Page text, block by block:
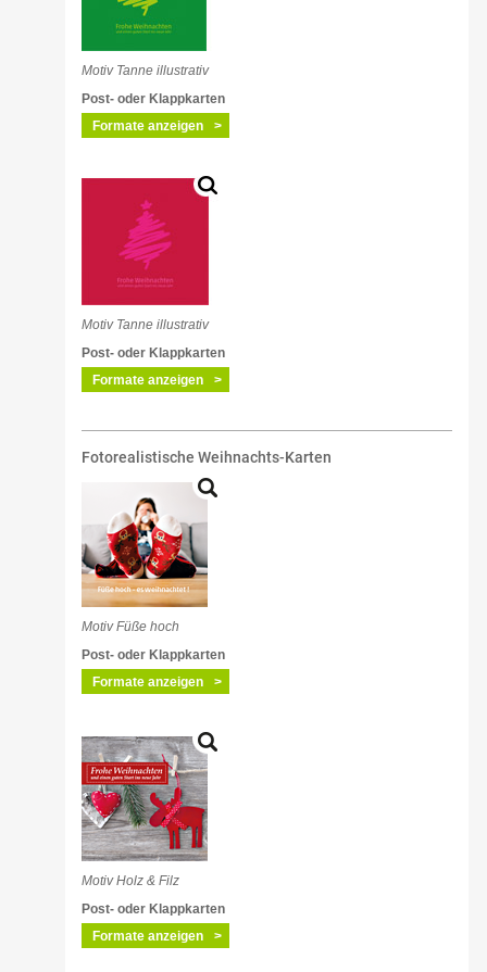
Motiv Tanne illustrativ
Post- oder Klappkarten
Formate anzeigen
Motiv Tanne illustrativ
Post- oder Klappkarten
Formate anzeigen
Fotorealistische Weihnachts-Karten
Motiv Füße hoch
Post- oder Klappkarten
Formate anzeigen
Motiv Holz & Filz
Post- oder Klappkarten
Formate anzeigen